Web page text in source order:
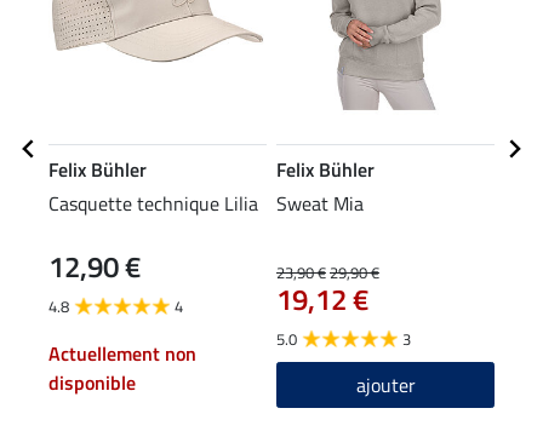
Felix Bühler
Casquette technique Lilia
12,90 €
4.8 4
Actuellement non
disponible
Felix Bühler
Sweat Mia
23,90 €29,90 €
19,12 €
5.0 3
ajouter